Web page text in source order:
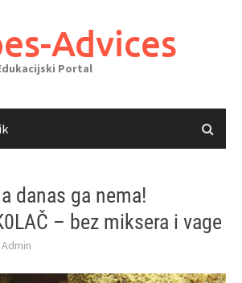
Advices
Portal
danas ga nema!
– bez miksera i vage
Admin